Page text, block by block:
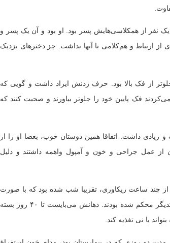
نفر از همکلاسی‌هایش پسر بود. او بود و آن یک پسر و
تجربه‌ای از ارتباط و هم‌کلامی با آنها نداشت. جز دخترهای نزدیک
از فک بالا بود. حرف زدنش ایراد داشت و گویی که
فک پایین خود را جلوتر بیاورند و صحبت کنند که
زیادی داشت. اتفاقا همین دوستان خوب، بعضا او را از
عمل جراحی و خون و آمپول واهمه داشتند و دلیل
۸ ساعت طول کشید و پس از چند ساعت ریکاوری، تقریبا شب شده بود که با صورت
باند پیچی شده به بخش آوردنش. تمام دندان‌های بالا و پایینش با سیم به بکدیگر محکم شده بودند. دهانش می‌بایست تا ۴۰ روز بسته